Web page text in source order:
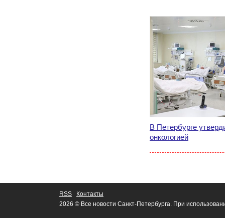
В Петербурге
онкологией
RSS
Контакты
2026 © Все новости Санкт-Петербурга. При